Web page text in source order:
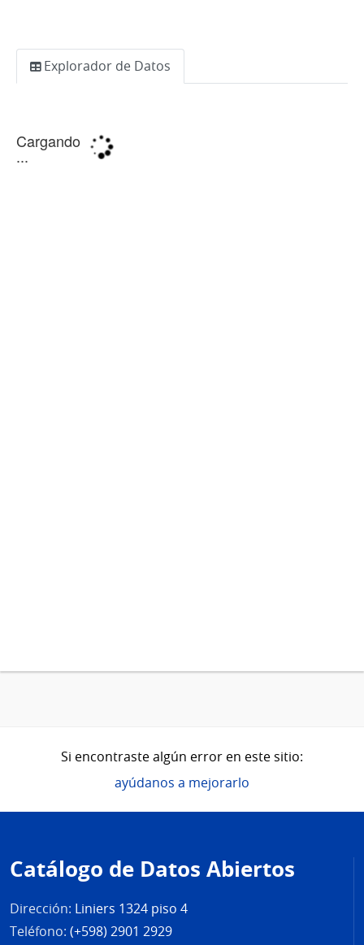
Explorador de Datos
Si encontraste algún error en este sitio:
ayúdanos a mejorarlo
de
página
Catálogo de Datos Abiertos
Dirección: Liniers 1324 piso 4
Teléfono: (+598) 2901 2929